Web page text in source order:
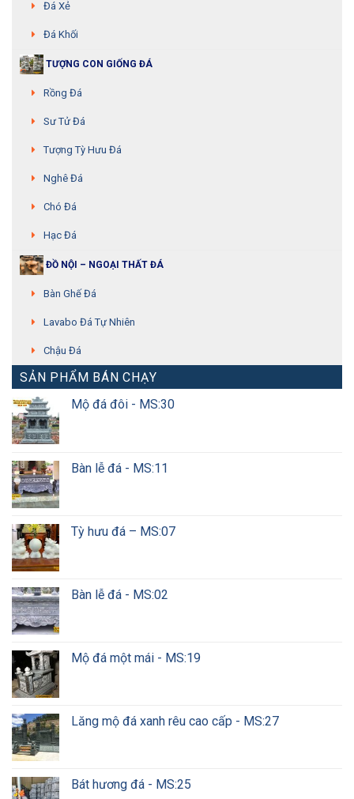
Đá Xẻ
Đá Khối
TƯỢNG CON GIỐNG ĐÁ
Rồng Đá
Sư Tử Đá
Tượng Tỳ Hưu Đá
Nghê Đá
Chó Đá
Hạc Đá
ĐỒ NỘI – NGOẠI THẤT ĐÁ
Bàn Ghế Đá
Lavabo Đá Tự Nhiên
Chậu Đá
SẢN PHẨM BÁN CHẠY
Mộ đá đôi - MS:30
Bàn lễ đá - MS:11
Tỳ hưu đá – MS:07
Bàn lễ đá - MS:02
Mộ đá một mái - MS:19
Lăng mộ đá xanh rêu cao cấp - MS:27
Bát hương đá - MS:25